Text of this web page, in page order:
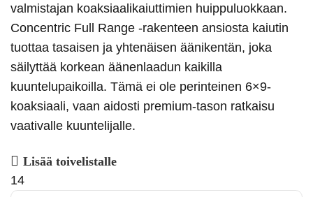
valmistajan koaksiaalikaiuttimien huippuluokkaan.
Concentric Full Range -rakenteen ansiosta kaiutin
tuottaa tasaisen ja yhtenäisen äänikentän, joka
säilyttää korkean äänenlaadun kaikilla
kuuntelupaikoilla. Tämä ei ole perinteinen 6×9-
koaksiaali, vaan aidosti premium-tason ratkaisu
vaativalle kuuntelijalle.
Lisää toivelistalle
14